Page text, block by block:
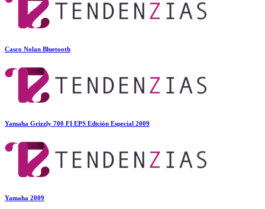
Casco Nolan Bluetooth
Yamaha Grizzly 700 FI EPS Edición Especial 2009
Yamaha 2009